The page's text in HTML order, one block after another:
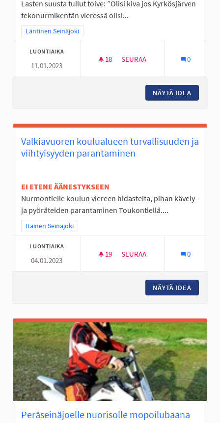
Lasten suusta tullut toive: ”Olisi kiva jos Kyrkösjärven
tekonurmikentän vieressä olisi...
Rajaa tulokset teeman mukaan: Läntinen Seinäjoki
Läntinen Seinäjoki
LUONTIAIKA
11.01.2023
18 18 SEURAAJAA
SEURAA 0
NÄYTÄ IDEA
Valkiavuoren koulualueen turvallisuuden ja
viihtyisyyden parantaminen
EI ETENE ÄÄNESTYKSEEN
Nurmontielle koulun viereen hidasteita, pihan kävely-
ja pyöräteiden parantaminen Toukontiellä....
Rajaa tulokset teeman mukaan: Itäinen Seinäjoki
Itäinen Seinäjoki
LUONTIAIKA
04.01.2023
19 19 SEURAAJAA
SEURAA 0
NÄYTÄ IDEA
Peräseinäjoelle nuorisolle mopoilubaana